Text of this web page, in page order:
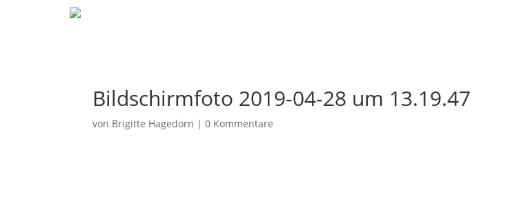
Bildschirmfoto 2019-04-28 um 13.19.47
von Brigitte Hagedorn |0 Kommentare